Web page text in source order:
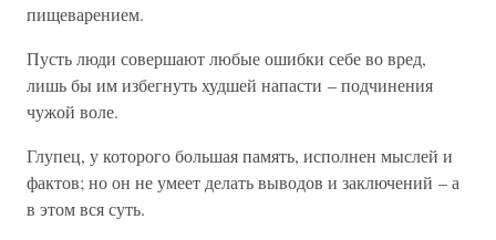
пищеварением.
Пусть люди совершают любые ошибки себе во вред,
лишь бы им избегнуть худшей напасти – подчинения
чужой воле.
Глупец, у которого большая память, исполнен мыслей и
фактов; но он не умеет делать выводов и заключений – а
в этом вся суть.